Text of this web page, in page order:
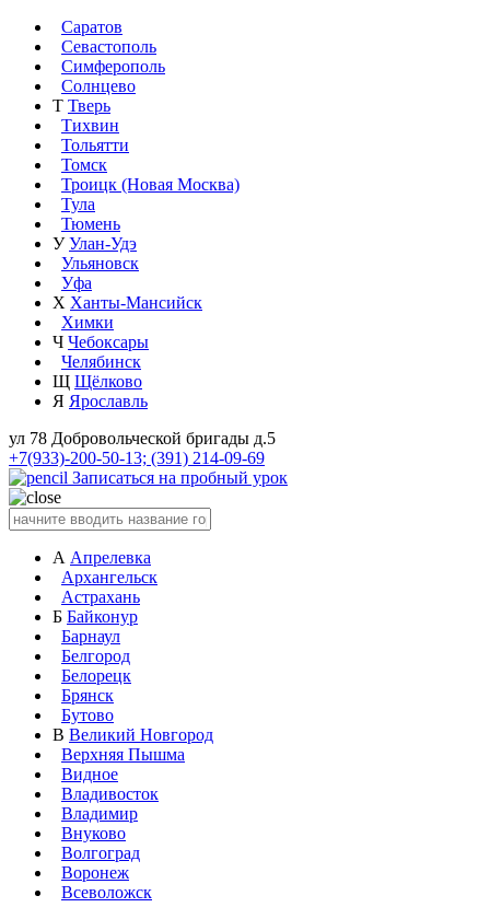
Саратов
Севастополь
Симферополь
Солнцево
Т Тверь
Тихвин
Тольятти
Томск
Троицк (Новая Москва)
Тула
Тюмень
У Улан-Удэ
Ульяновск
Уфа
Х Ханты-Мансийск
Химки
Ч Чебоксары
Челябинск
Щ Щёлково
Я Ярославль
ул 78 Добровольческой бригады д.5
+7(933)-200-50-13; (391) 214-09-69
Записаться на пробный урок
А Апрелевка
Архангельск
Астрахань
Б Байконур
Барнаул
Белгород
Белорецк
Брянск
Бутово
В Великий Новгород
Верхняя Пышма
Видное
Владивосток
Владимир
Внуково
Волгоград
Воронеж
Всеволожск